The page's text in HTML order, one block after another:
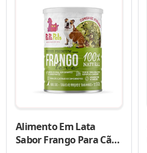
Alimento Em Lata
Sabor Frango Para Cães